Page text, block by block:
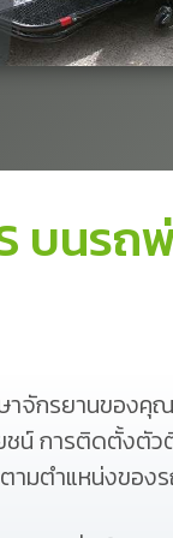
บนร
จักรยานของคุ
ชน์ การติดตั้งตั
มตำแหน่งของ